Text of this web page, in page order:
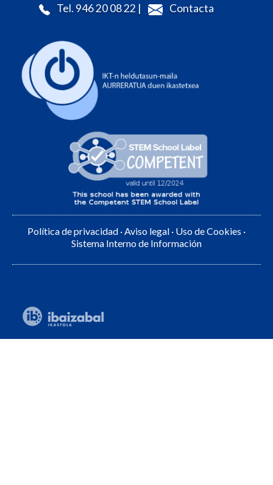
Tel. 946 20 08 22 | Contacta
Política de privacidad ·Aviso legal · Uso de Cookies ·
Sistema Interno de Información